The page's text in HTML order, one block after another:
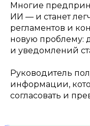
Многие
ИИ — и станет
регламентов и
новую проблему:
и уведомлений
Руководитель
информации,
согласовать и